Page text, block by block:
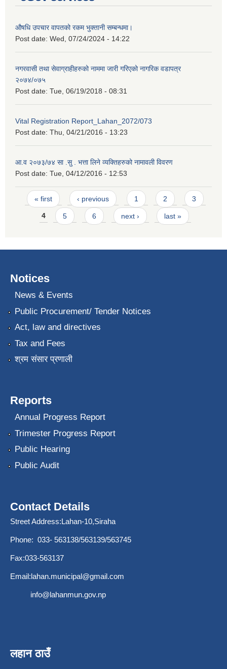
औषधि उपचार वापतको रकम भुक्तानी सम्बन्धमा।
Post date: Wed, 07/24/2024 - 14:22
नगरवासी तथा सेवाग्राहीहरुको नाममा जारी गरिएको नागरिक वडापत्र
२०७४/०७५
Post date: Tue, 06/19/2018 - 08:31
Vital Registration Report_Lahan_2072/073
Post date: Thu, 04/21/2016 - 13:23
आ.व २०७३/७४ सा .सु . भत्ता लिने व्यक्तिहरुको नामावली विवरण
Post date: Tue, 04/12/2016 - 12:53
Pages
« first ‹ previous 1 2 3
4 5 6 next › last »
Notices
News & Events
Public Procurement/ Tender Notices
Act, law and directives
Tax and Fees
श्रम संसार प्रणाली
Reports
Annual Progress Report
Trimester Progress Report
Public Hearing
Public Audit
Contact Details
Street Address:Lahan-10,Siraha
Phone: 033- 563138/563139/563745
Fax:033-563137
Email:lahan.municipal@gmail.com
info@lahanmun.gov.np
लहान ठाउँ